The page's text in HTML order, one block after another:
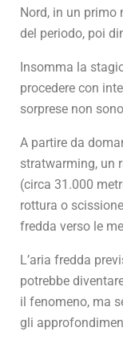
Nord, in un primo
del periodo, poi
Insomma la
procedere con
sorprese non
A partire da
stratwarming, un
(circa 31.000
rottura o
fredda verso le
L’aria fredda
potrebbe
il fenomeno, ma
gli